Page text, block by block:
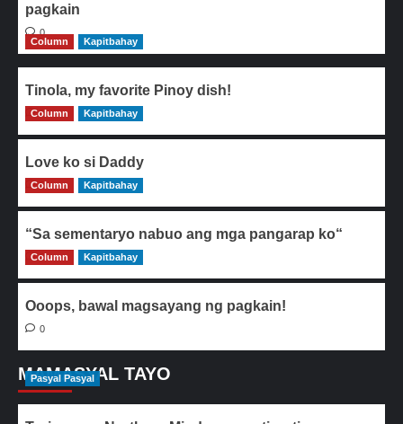
pagkain
0
Column
Kapitbahay
Tinola, my favorite Pinoy dish!
0
Column Kapitbahay
Love ko si Daddy
0
Column Kapitbahay
“Sa sementaryo nabuo ang mga pangarap ko“
0
Column Kapitbahay
Ooops, bawal magsayang ng pagkain!
0
MAMASYAL TAYO
Pasyal Pasyal